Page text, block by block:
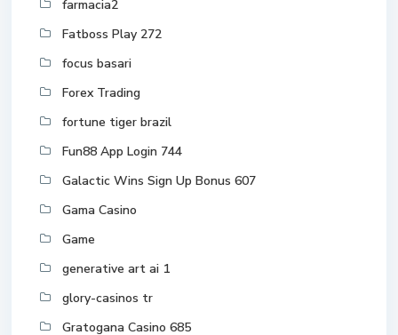
farmacia2
Fatboss Play 272
focus basari
Forex Trading
fortune tiger brazil
Fun88 App Login 744
Galactic Wins Sign Up Bonus 607
Gama Casino
Game
generative art ai 1
glory-casinos tr
Gratogana Casino 685